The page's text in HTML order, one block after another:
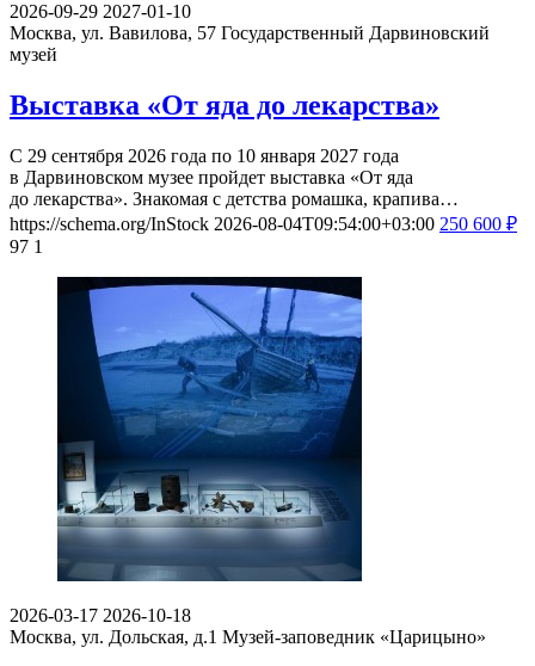
2026-09-29 2027-01-10
Москва, ул. Вавилова, 57 Государственный Дарвиновский
музей
Выставка «От яда до лекарства»
С 29 сентября 2026 года по 10 января 2027 года
в Дарвиновском музее пройдет выставка «От яда
до лекарства». Знакомая с детства ромашка, крапива…
https://schema.org/InStock 2026-08-04T09:54:00+03:00 250 600 ₽
97 1
2026-03-17 2026-10-18
Москва, ул. Дольская, д.1 Музей-заповедник «Царицыно»